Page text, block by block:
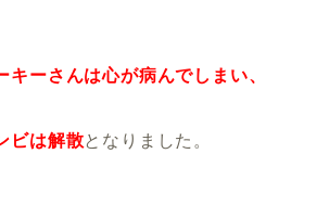
キーさんは心が病んでしまい、
ビは解散となりました。